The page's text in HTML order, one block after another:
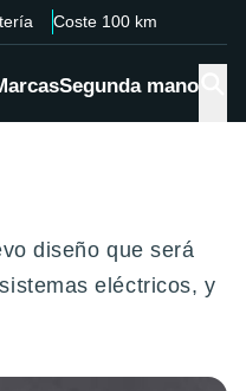
Coste 100 km
Segunda mano
diseño que será
eléctricos, y